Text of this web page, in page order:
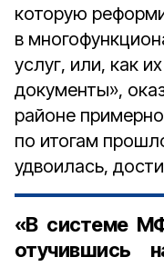
которую
в
услуг, или, как
документы»,
районе
по итогам
удвоилась,
«В системе
отучившись